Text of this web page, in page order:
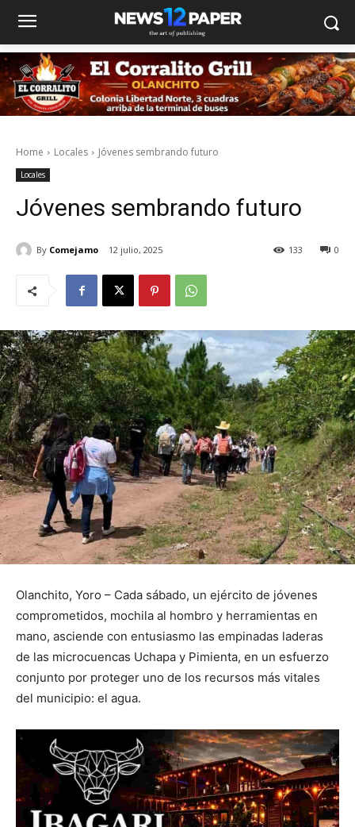
Home Locales Jóvenes sembrando futuro
Locales
Jóvenes sembrando futuro
By Comejamo 12 julio, 2025 0
133
Olanchito, Yoro – Cada sábado, un ejército de jóvenes
comprometidos, mochila al hombro y herramientas en
mano, asciende con entusiasmo las empinadas laderas
de las microcuencas Uchapa y Pimienta, en un esfuerzo
conjunto por proteger uno de los recursos más vitales
del municipio: el agua.